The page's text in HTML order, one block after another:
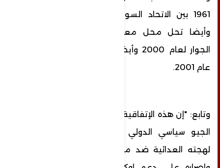
1961 بين الاتحاد السوفيتي وكوريا الشمالية،
وأيضا تحل محل معاهدة الصداقة وحسن
الجوار لعام 2000 وأيضا محل اعلان موسكو
عام 2001.
وتابع: "إن هذه الإتفاقية تأتي في ظل التنافس
الجيو سياسي الدولي والتصعيد الغربي في
لهجته العدائية ضد موسكو وكوريا الشمالية